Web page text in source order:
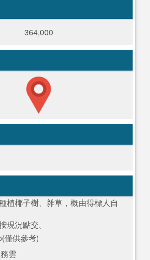
364,000
植椰子樹、雜草，概由得標人自
現況點交。
僅供參考)
雲